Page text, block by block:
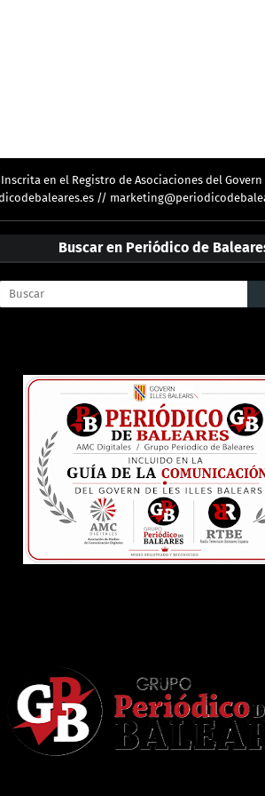
en el Registro de Asociaciones del Govern
//
Buscar en Periódico de